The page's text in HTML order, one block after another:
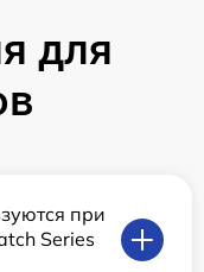
для
при
Series